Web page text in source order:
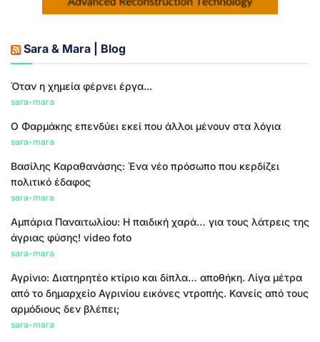
Sara & Mara | Blog
Όταν η χημεία φέρνει έργα...
sara-mara
Ο Φαρμάκης επενδύει εκεί που άλλοι μένουν στα λόγια
sara-mara
Βασίλης Καραθανάσης: Ένα νέο πρόσωπο που κερδίζει
πολιτικό έδαφος
sara-mara
Αμπάρια Παναιτωλίου: Η παιδική χαρά… για τους λάτρεις της
άγριας φύσης! video foto
sara-mara
Αγρίνιο: Διατηρητέο κτίριο και δίπλα… αποθήκη. Λίγα μέτρα
από το δημαρχείο Αγρινίου εικόνες ντροπής. Κανείς από τους
αρμόδιους δεν βλέπει;
sara-mara